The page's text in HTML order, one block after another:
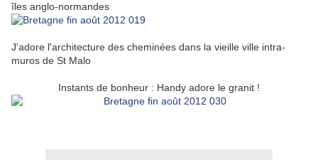
îles anglo-normandes
J'adore l'architecture des cheminées dans la vieille ville intra-
muros de St Malo
Instants de bonheur : Handy adore le granit !